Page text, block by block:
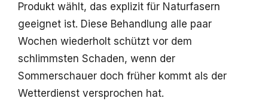
Produkt wählt, das explizit für Naturfasern
geeignet ist. Diese Behandlung alle paar
Wochen wiederholt schützt vor dem
schlimmsten Schaden, wenn der
Sommerschauer doch früher kommt als der
Wetterdienst versprochen hat.